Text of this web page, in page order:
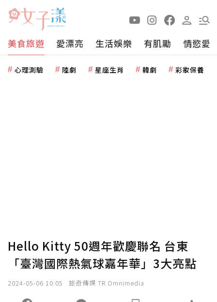
美食旅遊 愛漂亮 生活娛樂 有肌勵 情慾愛
心理測驗 陸劇 星座生肖 韓劇 彩妝保養
Hello Kitty 50週年歡慶聯名 台東
「臺灣國際熱氣球嘉年華」3大亮點
2024-05-06 10:05 旅奇傳媒 TR Omnimedia